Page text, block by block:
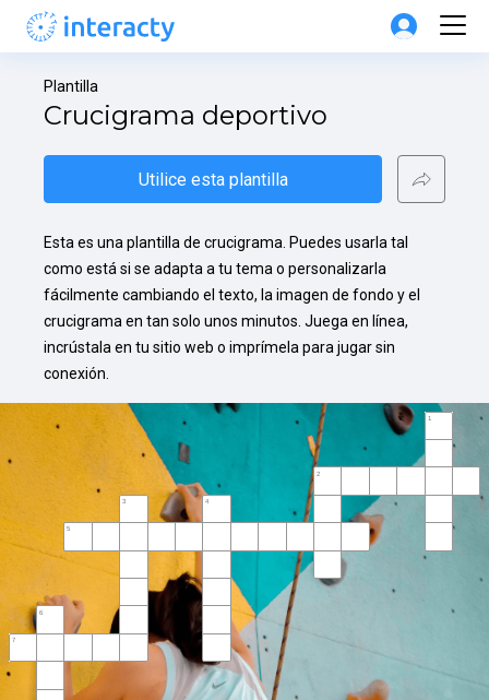
Plantilla
Crucigrama deportivo
Utilice esta plantilla
Esta es una plantilla de crucigrama. Puedes usarla tal
como está si se adapta a tu tema o personalizarla
fácilmente cambiando el texto, la imagen de fondo y el
crucigrama en tan solo unos minutos. Juega en línea,
incrústala en tu sitio web o imprímela para jugar sin
conexión.